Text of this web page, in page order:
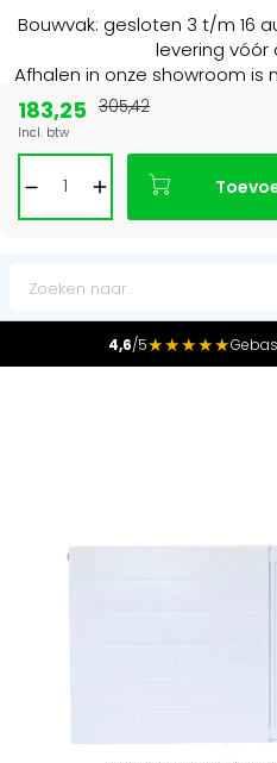
Bouwvak: gesloten 3 t/m 16
levering vóór
Afhalen in onze showroom is
4,6/5★★★★★
183,25
Incl. btw
305,42